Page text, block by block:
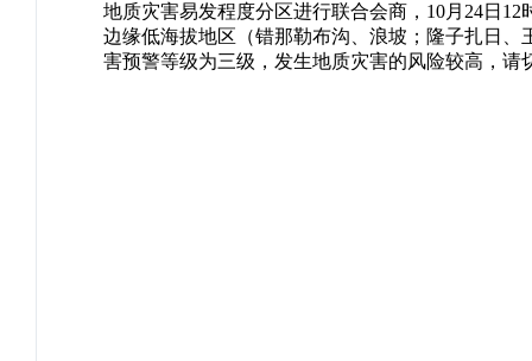
地质灾害易发程度分区进行联合会商，10月24日
边缘低海拔地区（错那勒布沟、浪坡；隆子扎日
害预警等级为三级，发生地质灾害的风险较高，请